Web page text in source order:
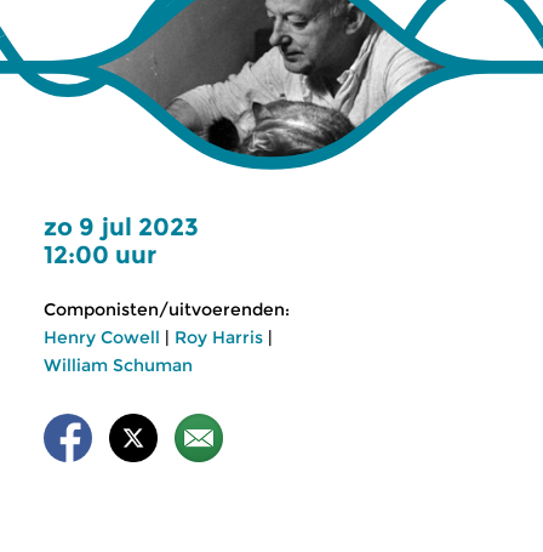
zo 9 jul 2023
12:00 uur
Componisten/uitvoerenden:
Henry Cowell | Roy Harris |
William Schuman